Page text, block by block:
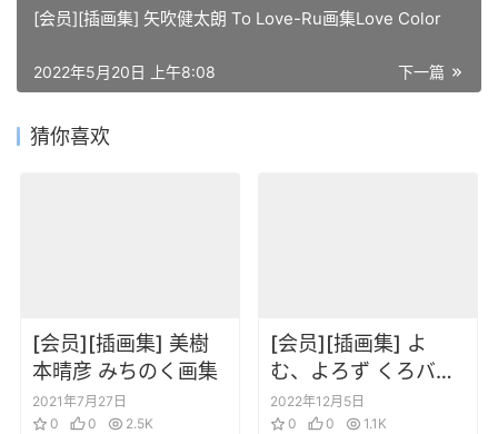
[会员][插画集] 矢吹健太朗 To Love-Ru画集Love Color
下一篇
2022年5月20日 上午8:08
猜你喜欢
[会员][插画集] 美樹
本晴彦 みちのく画集
2021年7月27日
0
0 2.5K
[会员][插画集] よ
む、よろず くろバニ
ー CLUB[DL版]
2022年12月5日
0
0 1.1K